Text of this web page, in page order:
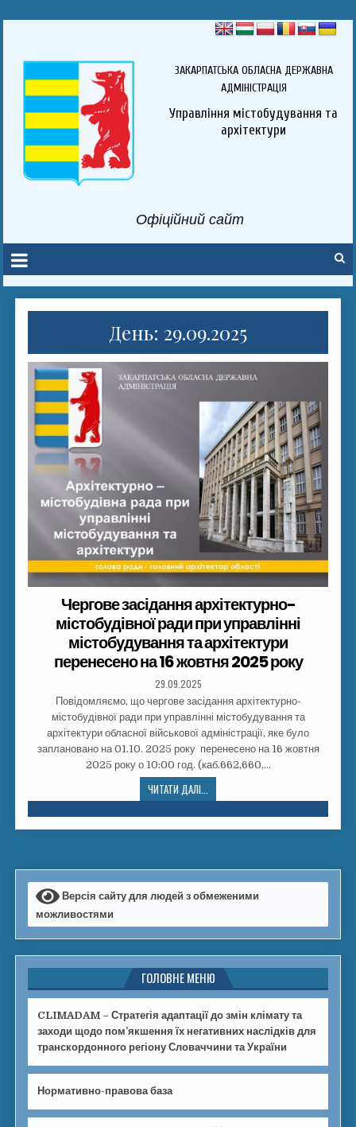
ЗАКАРПАТСЬКА ОБЛАСНА ДЕРЖАВНА
АДМІНІСТРАЦІЯ
Управління містобудування та
архітектури
Офіційний сайт
День: 29.09.2025
Чергове засідання архітектурно-
містобудівної ради при управлінні
містобудування та архітектури
перенесено на 16 жовтня 2025 року
29.09.2025
Повідомляємо, що чергове засідання архітектурно-
містобудівної ради при управлінні містобудування та
архітектури обласної військової адміністрації, яке було
заплановано на 01.10. 2025 року перенесено на 16 жовтня
2025 року о 10:00 год. (каб.662,660,…
ЧИТАТИ ДАЛІ...
Версія сайту для людей з обмеженими
можливостями
ГОЛОВНЕ МЕНЮ
CLIMADAM – Стратегія адаптації до змін клімату та
заходи щодо пом’якшення їх негативних наслідків для
транскордонного регіону Словаччини та України
Нормативно-правова база